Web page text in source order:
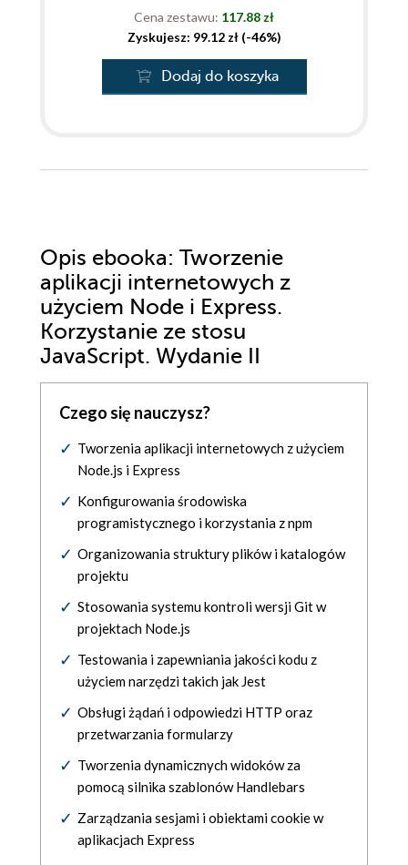
Cena zestawu: 117.88 zł
Zyskujesz: 99.12 zł (-46%)
Dodaj do koszyka
Opis ebooka: Tworzenie
aplikacji internetowych z
użyciem Node i Express.
Korzystanie ze stosu
JavaScript. Wydanie II
Czego się nauczysz?
Tworzenia aplikacji internetowych z użyciem
Node.js i Express
Konfigurowania środowiska
programistycznego i korzystania z npm
Organizowania struktury plików i katalogów
projektu
Stosowania systemu kontroli wersji Git w
projektach Node.js
Testowania i zapewniania jakości kodu z
użyciem narzędzi takich jak Jest
Obsługi żądań i odpowiedzi HTTP oraz
przetwarzania formularzy
Tworzenia dynamicznych widoków za
pomocą silnika szablonów Handlebars
Zarządzania sesjami i obiektami cookie w
aplikacjach Express